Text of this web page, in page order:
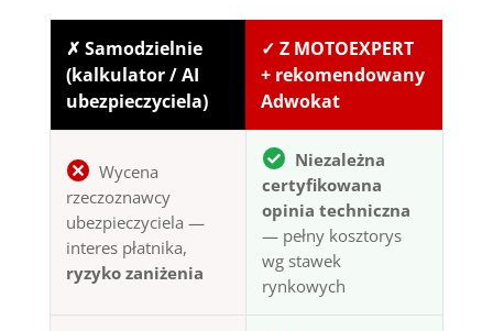
✗ Samodzielnie
(kalkulator / AI
ubezpieczyciela)
✓ Z MOTOEXPERT
+ rekomendowany
Adwokat
Wycena
rzeczoznawcy
ubezpieczyciela —
interes płatnika,
ryzyko zaniżenia
Niezależna
certyfikowana
opinia techniczna
— pełny kosztorys
wg stawek
rynkowych